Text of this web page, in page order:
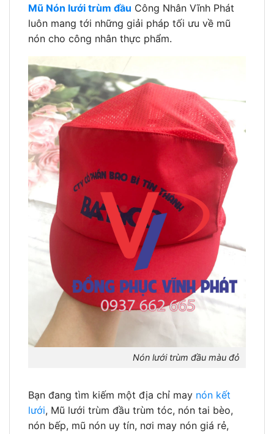
Mũ Nón lưới trùm đầu Công Nhân Vĩnh Phát
luôn mang tới những giải pháp tối ưu về mũ
nón cho công nhân thực phẩm.
Nón lưới trùm đầu màu đỏ
Bạn đang tìm kiếm một địa chỉ may nón kết
lưới, Mũ lưới trùm đầu trùm tóc, nón tai bèo,
nón bếp, mũ nón uy tín, nơi may nón giá rẻ,